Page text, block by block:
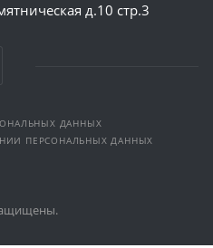
д.10 стр.3
ДАННЫХ
ПЕРСОНАЛЬНЫХ ДАННЫХ